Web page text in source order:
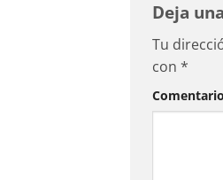
Deja
Tu
con *
Comentario